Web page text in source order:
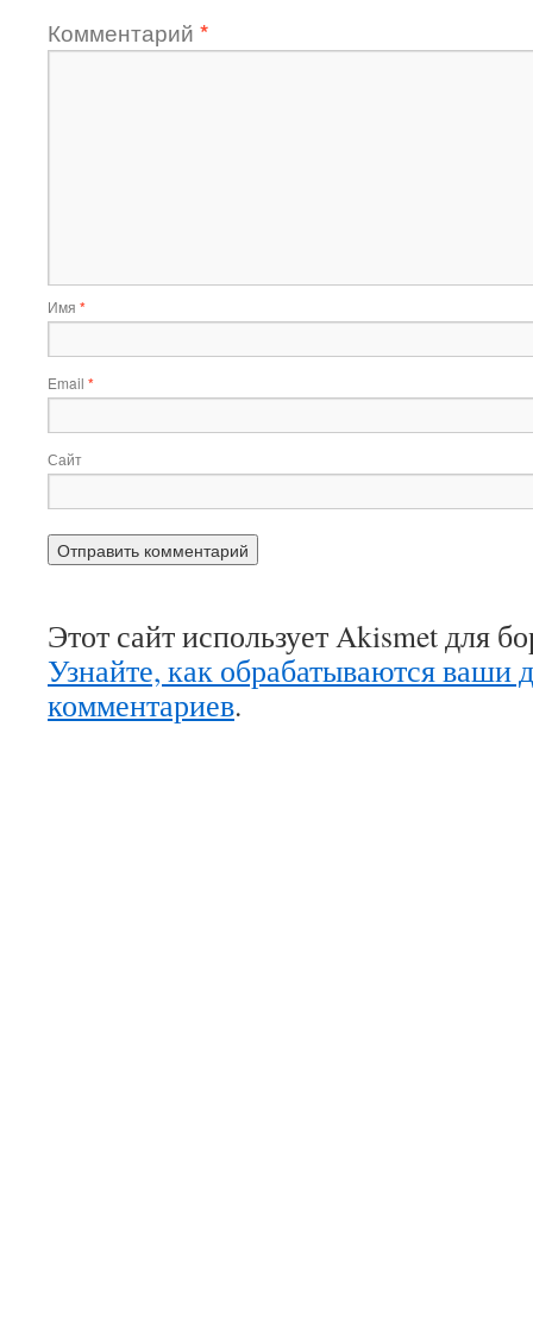
Комментарий *
Имя *
Email *
Сайт
Этот сайт использует Akismet для
Узнайте, как обрабатываются ваши
комментариев.